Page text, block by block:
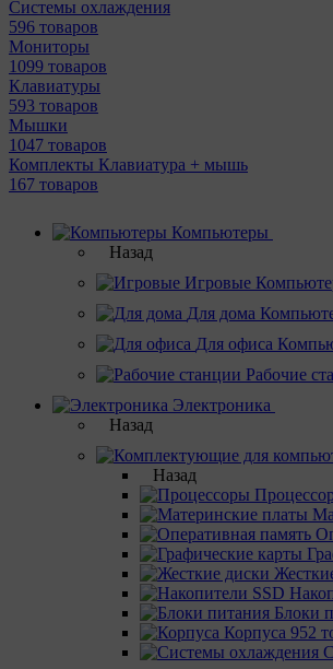
Системы охлаждения
596 товаров
Мониторы
1099 товаров
Клавиатуры
593 товаров
Мышки
1047 товаров
Комплекты Клавиатура + мышь
167 товаров
Компьютеры
Назад
Игровые
Для дома
Для офиса
Рабочие
Электроника
Назад
Назад
Блоки
Корпуса 952